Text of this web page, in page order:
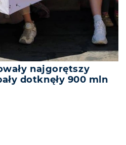
najgorętszy
dotknęły 900 mln